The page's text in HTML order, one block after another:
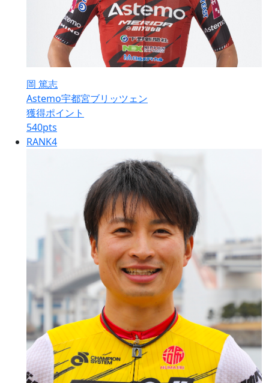
岡 篤志
Astemo宇都宮ブリッツェン
獲得ポイント
540pts
RANK4